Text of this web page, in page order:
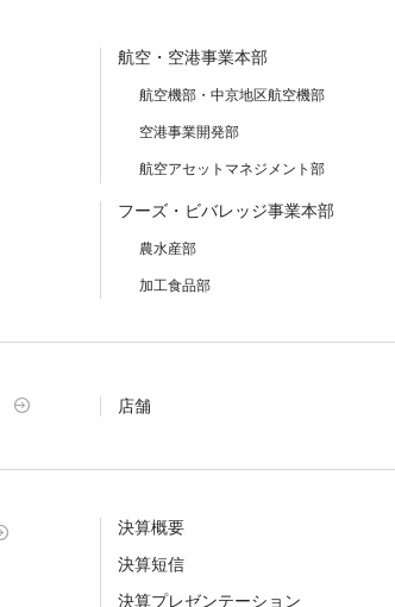
航空・空港事業本部
航空機部・中京地区航空機部
空港事業開発部
航空アセットマネジメント部
フーズ・ビバレッジ事業本部
農水産部
加工食品部
店舗
決算概要
決算短信
決算プレゼンテーション